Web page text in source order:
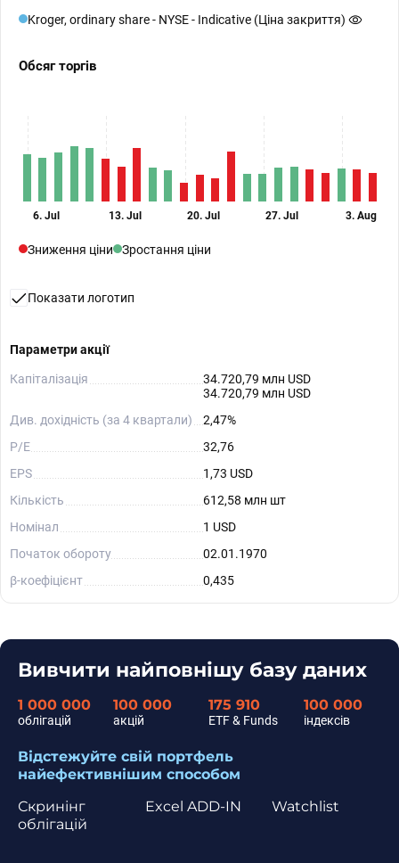
Kroger, ordinary share - NYSE - Indicative (Ціна закриття)
Обсяг торгів
6. Jul 13. Jul 20. Jul 27. Jul 3. Aug
Зниження ціни Зростання ціни
Показати логотип
Параметри акції
Капіталізація
34.720,79 млн USD
34.720,79 млн USD
Див. дохідність (за 4 квартали)
2,47%
P/E
32,76
EPS
1,73 USD
Кількість
612,58 млн шт
Номінал
1 USD
Початок обороту
02.01.1970
β-коефіцієнт
0,435
Вивчити найповнішу базу даних
1 000 000
облігацій
100 000
акцій
175 910
ETF & Funds
100 000
індексів
Відстежуйте свій портфель
найефективнішим способом
Скринінг
облігацій
Watchlist
Excel ADD-IN